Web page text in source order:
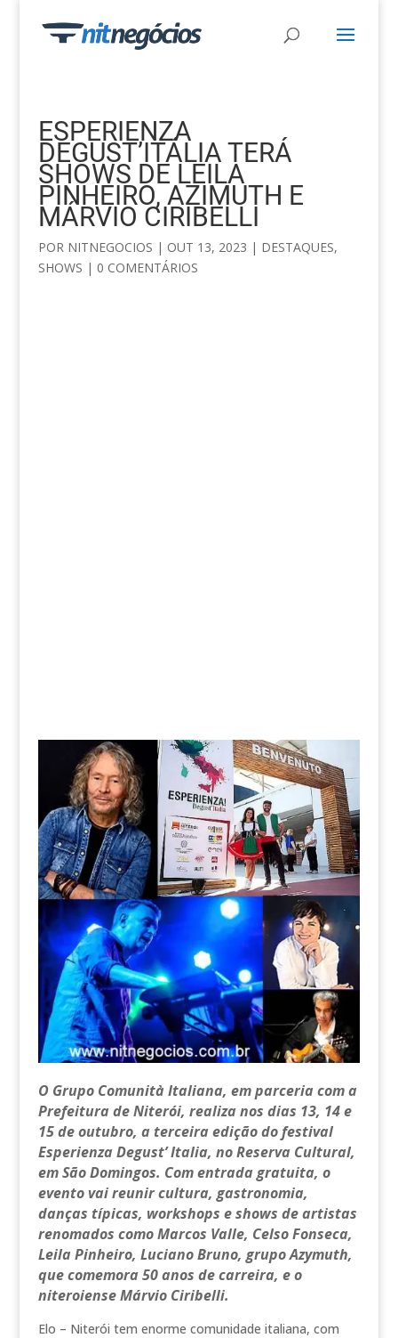
ESPERIENZA
DEGUST’ITÁLIA TERÁ
SHOWS DE LEILA
PINHEIRO, AZIMUTH E
MÁRVIO CIRIBELLI
POR NITNEGOCIOS | OUT 13, 2023 | DESTAQUES,
SHOWS | 0 COMENTÁRIOS
O Grupo Comunità Italiana, em parceria com a
Prefeitura de Niterói, realiza nos dias 13, 14 e
15 de outubro, a terceira edição do festival
Esperienza Degust’ Italia, no Reserva Cultural,
em São Domingos. Com entrada gratuita, o
evento vai reunir cultura, gastronomia,
danças típicas, workshops e shows de artistas
renomados como Marcos Valle, Celso Fonseca,
Leila Pinheiro, Luciano Bruno, grupo Azymuth,
que comemora 50 anos de carreira, e o
niteroiense Márvio Ciribelli.
Elo – Niterói tem enorme comunidade italiana, com